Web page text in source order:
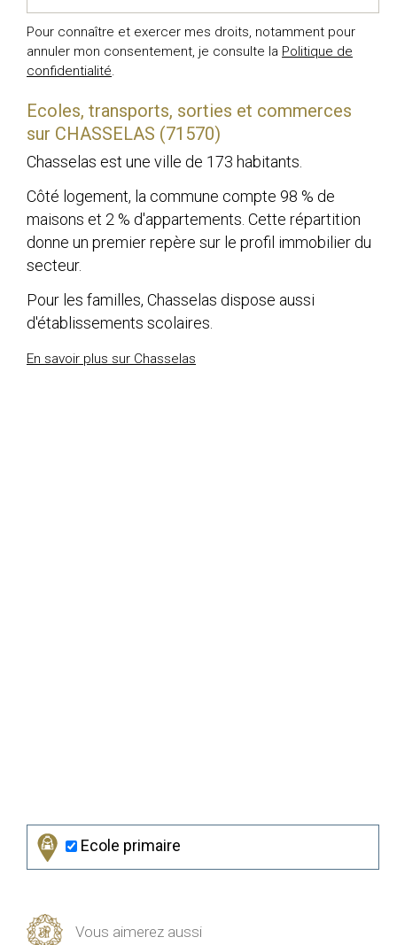
Pour connaître et exercer mes droits, notamment pour
annuler mon consentement, je consulte la Politique de
confidentialité.
Ecoles, transports, sorties et commerces
sur CHASSELAS (71570)
Chasselas est une ville de 173 habitants.
Côté logement, la commune compte 98 % de
maisons et 2 % d'appartements. Cette répartition
donne un premier repère sur le profil immobilier du
secteur.
Pour les familles, Chasselas dispose aussi
d'établissements scolaires.
En savoir plus sur Chasselas
Ecole primaire
Vous aimerez aussi